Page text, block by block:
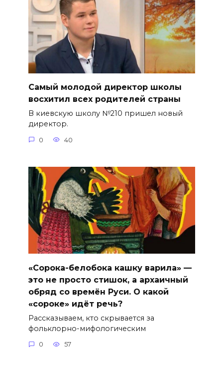
Самый молодой директор школы
восхитил всех родителей страны
В киевскую школу №210 пришел новый
директор.
0 40
«Сорока-белобока кашку варила» —
это не просто стишок, а архаичный
обряд со времён Руси. О какой
«сороке» идёт речь?
Рассказываем, кто скрывается за
фольклорно-мифологическим
0 57